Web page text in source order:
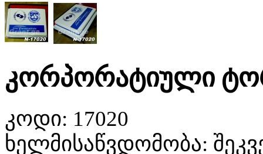
კორპორატიული
კოდი: 17020
ხელმისაწვდომობა: